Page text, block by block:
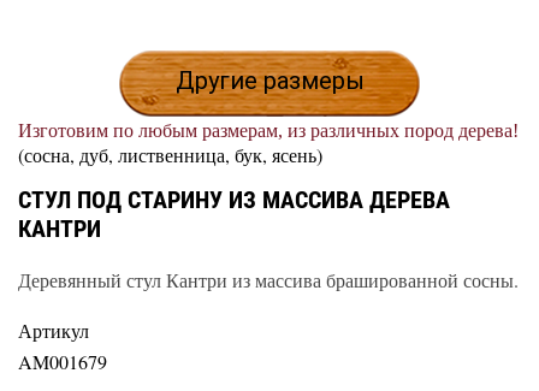
Другие размеры
Изготовим по любым размерам, из различных пород дерева!
(сосна, дуб, лиственница, бук, ясень)
СТУЛ ПОД СТАРИНУ ИЗ МАССИВА ДЕРЕВА
КАНТРИ
Деревянный стул Кантри из массива брашированной сосны.
Артикул
AM001679